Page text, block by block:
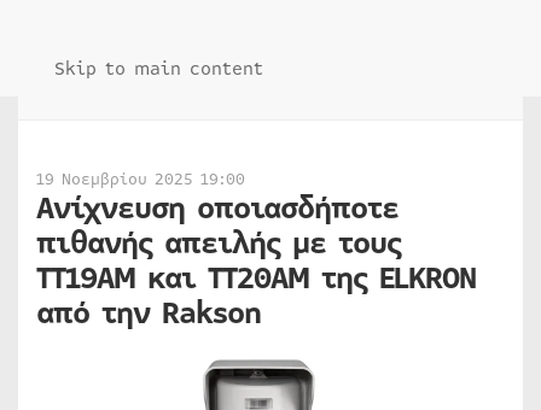
Skip to main content
19 Νοεμβρίου 2025 19:00
Ανίχνευση οποιασδήποτε
πιθανής απειλής με τους
TT19ΑΜ και TT20AM της ELKRON
από την Rakson